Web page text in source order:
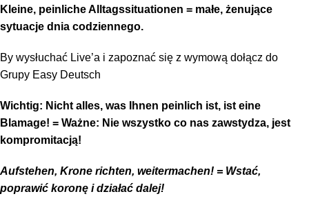
Kleine, peinliche Alltagssituationen = małe, żenujące
sytuacje dnia codziennego.
By wysłuchać Live’a i zapoznać się z wymową dołącz do
Grupy Easy Deutsch
Wichtig: Nicht alles, was Ihnen peinlich ist, ist eine
Blamage! = Ważne: Nie wszystko co nas zawstydza, jest
kompromitacją!
Aufstehen, Krone richten, weitermachen! = Wstać,
poprawić koronę i działać dalej!